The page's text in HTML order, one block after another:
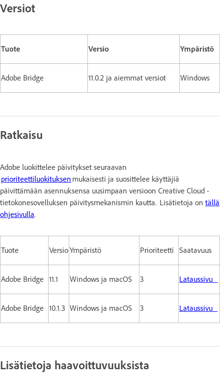
Versiot
Tuote Versio Ympäristö
Adobe Bridge 11.0.2 ja aiemmat versiot Windows
Ratkaisu
Adobe luokittelee päivitykset seuraavan
prioriteettiluokituksen mukaisesti ja suosittelee käyttäjiä
päivittämään asennuksensa uusimpaan versioon Creative Cloud -
tietokonesovelluksen päivitysmekanismin kautta. Lisätietoja on tällä
ohjesivulla.
Tuote VersioYmpäristö Prioriteetti Saatavuus
Adobe Bridge 11.1 Windows ja macOS 3 Lataussivu
Adobe Bridge 10.1.3 Windows ja macOS 3 Lataussivu
Lisätietoja haavoittuvuuksista